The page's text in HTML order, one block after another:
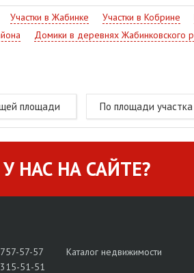
Участки в Жабинке Участки в Кобрине
Домики в деревнях Жабинковского
площади По площади участка
НАС НА САЙТЕ?
57-57
51-51
Каталог недвижимости